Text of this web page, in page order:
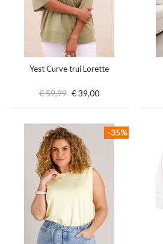
Yest Curve trui Lorette
€ 59,99 € 39,00
-35%